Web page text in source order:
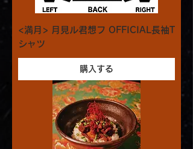
<満月> 月見ル君想フ OFFICIAL長袖T
シャツ
購入する